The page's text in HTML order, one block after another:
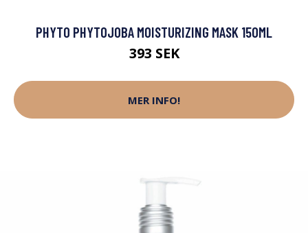
PHYTO PHYTOJOBA MOISTURIZING MASK 150ML
393 SEK
MER INFO!